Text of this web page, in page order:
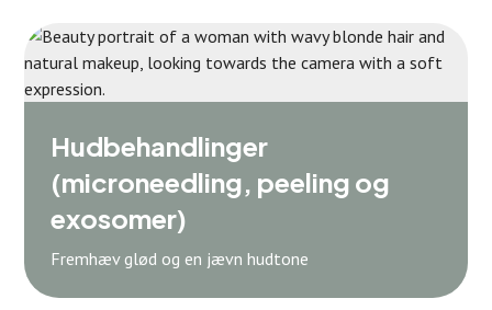
Hudbehandlinger
(microneedling, peeling og
exosomer)
Fremhæv glød og en jævn hudtone